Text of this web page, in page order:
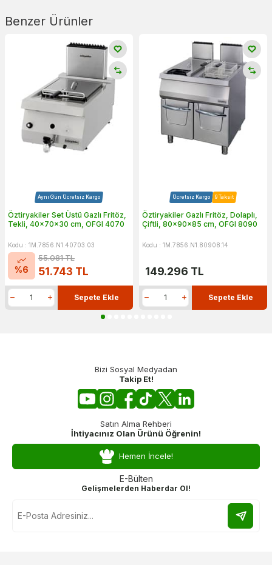
Benzer Ürünler
Aynı Gün Ücretsiz Kargo
Öztiryakiler Set Üstü Gazlı Fritöz,
Tekli, 40x70x30 cm, OFGI 4070
Kodu : 1M.7856.N1.40703.03
%6
55.081TL
51.743 TL
Sepete Ekle
Ücretsiz Kargo 9 Taksit
Öztiryakiler Gazlı Fritöz, Dolaplı,
Çiftli, 80x90x85 cm, OFGI 8090
Kodu : 1M.7856.N1.80908.14
149.296 TL
Sepete Ekle
Bizi Sosyal Medyadan
Takip Et!
Satın Alma Rehberi
İhtiyacınız Olan Ürünü Öğrenin!
Hemen İncele!
E-Bülten
Gelişmelerden Haberdar Ol!